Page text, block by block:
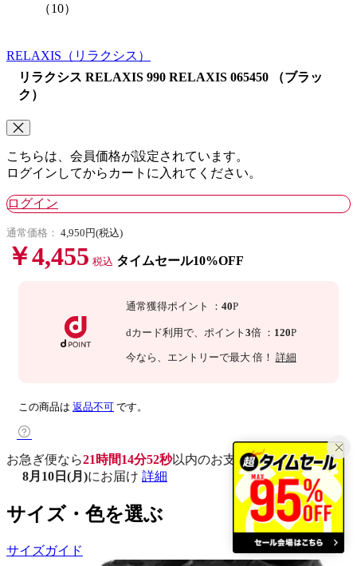
（10）
RELAXIS （リラクシス）
リラクシス RELAXIS 990 RELAXIS 065450 （ブラッ
ク）
こちらは、会員価格が設定されています。
ログインしてからカートに入れてください。
ログイン
通常価格： 4,950円(税込)
￥4,455 税込 タイムセール10%OFF
通常獲得ポイント ： 40P
dカード利用で、 ポイント 3倍 ： 120P
今なら 、エントリーで最大 倍！ 詳細
この商品は 返品不可 です。
お急ぎ便なら21時間14分51秒以内のお支払いで
8月10日(月)にお届け 詳細
サイズ・色を選ぶ
サイズガイド